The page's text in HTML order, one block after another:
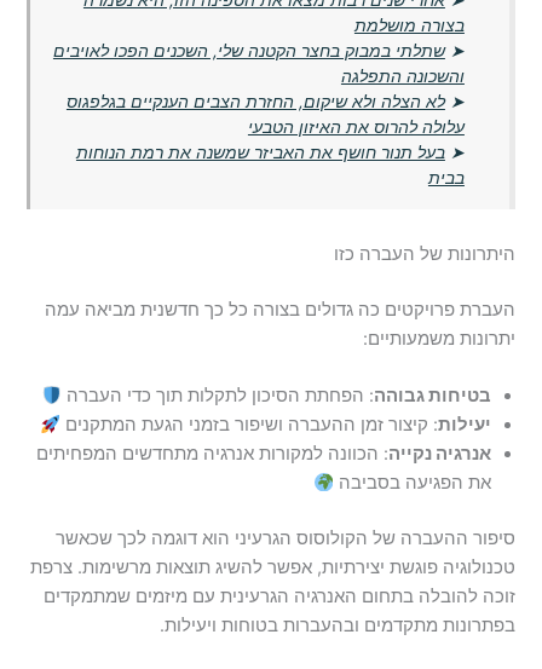
בצורה מושלמת
➤שתלתי במבוק בחצר הקטנה שלי, השכנים הפכו לאויבים
והשכונה התפלגה
➤לא הצלה ולא שיקום, החזרת הצבים הענקיים בגלפגוס
עלולה להרוס את האיזון הטבעי
➤בעל תנור חושף את האביזר שמשנה את רמת הנוחות
בבית
היתרונות של העברה כזו
העברת פרויקטים כה גדולים בצורה כל כך חדשנית מביאה עמה
יתרונות משמעותיים:
בטיחות גבוהה: הפחתת הסיכון לתקלות תוך כדי העברה
יעילות: קיצור זמן ההעברה ושיפור בזמני הגעת המתקנים
אנרגיה נקייה: הכוונה למקורות אנרגיה מתחדשים המפחיתים
את הפגיעה בסביבה
סיפור ההעברה של הקולוסוס הגרעיני הוא דוגמה לכך שכאשר
טכנולוגיה פוגשת יצירתיות, אפשר להשיג תוצאות מרשימות. צרפת
זוכה להובלה בתחום האנרגיה הגרעינית עם מיזמים שמתמקדים
בפתרונות מתקדמים ובהעברות בטוחות ויעילות.